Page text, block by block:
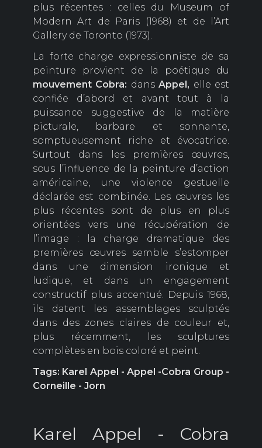
plus récentes : celles du Museum of
Modern Art de Paris (1968) et de l’Art
Gallery de Toronto (1973).
La forte charge expressionniste de sa
peinture provient de la poétique du
mouvement Cobra: dansAppel, elle est
confiée d’abord et avant tout à la
puissance suggestive de la matière
picturale, barbare et sonnante,
somptueusement riche et évocatrice.
Surtout dans les premières œuvres,
sous l’influence de la peinture d’action
américaine, une violence gestuelle
déclarée est combinée. Les œuvres les
plus récentes sont de plus en plus
orientées vers une récupération de
l’image : la charge dramatique des
premières œuvres semble s’estomper
dans une dimension ironique et
ludique, et dans un engagement
constructif plus accentué. Depuis 1968,
ils datent les assemblages sculptés
dans des zones claires de couleur et,
plus récemment, les sculptures
complètes en bois coloré et peint.
Tags: Karel Appel - Appel -Cobra Group -
Corneille - Jorn
Karel Appel - Cobra